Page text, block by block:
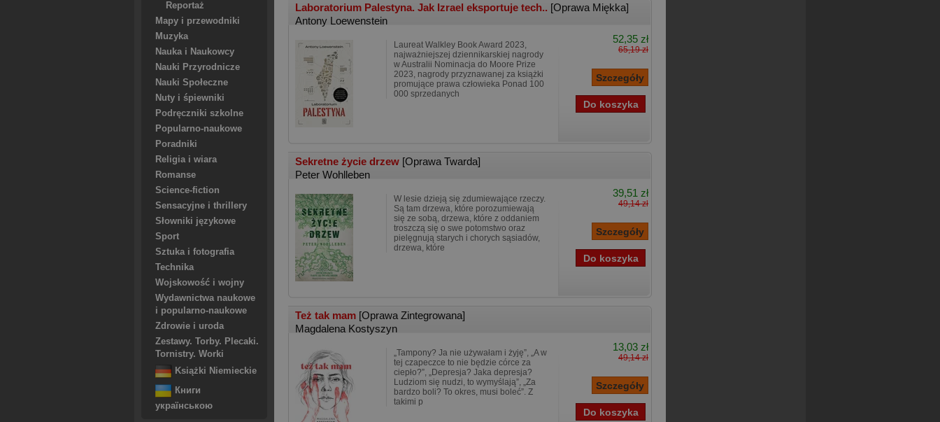
Reportaż
Mapy i przewodniki
Muzyka
Nauka i Naukowcy
Nauki Przyrodnicze
Nauki Społeczne
Nuty i śpiewniki
Podręczniki szkolne
Popularno-naukowe
Poradniki
Religia i wiara
Romanse
Science-fiction
Sensacyjne i thrillery
Słowniki językowe
Sport
Sztuka i fotografia
Technika
Wojskowość i wojny
Wydawnictwa naukowe
i popularno-naukowe
Zdrowie i uroda
Zestawy. Torby. Plecaki.
Tornistry. Worki
Książki Niemieckie
Книги
українською
Laboratorium Palestyna. Jak Izrael eksportuje tech.. [Oprawa Miękka]
Antony Loewenstein
Laureat Walkley Book Award 2023,
najważniejszej dziennikarskiej nagrody
w Australii Nominacja do Moore Prize
2023, nagrody przyznawanej za książki
promujące prawa człowieka Ponad 100
000 sprzedanych
52,35 zł
65,19 zł
Sekretne życie drzew [Oprawa Twarda]
Peter Wohlleben
W lesie dzieją się zdumiewające rzeczy.
Są tam drzewa, które porozumiewają
się ze sobą, drzewa, które z oddaniem
troszczą się o swe potomstwo oraz
pielęgnują starych i chorych sąsiadów,
drzewa, które
39,51 zł
49,14 zł
Też tak mam [Oprawa Zintegrowana]
Magdalena Kostyszyn
„Tampony? Ja nie używałam i żyję”, „A w
tej czapeczce to nie będzie córce za
ciepło?”, „Depresja? Jaka depresja?
Ludziom się nudzi, to wymyślają”, „Za
bardzo boli? To okres, musi boleć”. Z
takimi p
13,03 zł
49,14 zł